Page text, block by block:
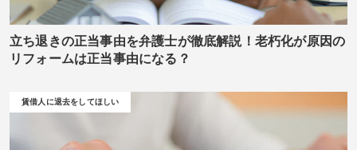
立ち退きの正当事由を弁護士が徹底解説！老朽化が原因の
リフォームは正当事由になる？
賃借人に退去をしてほしい